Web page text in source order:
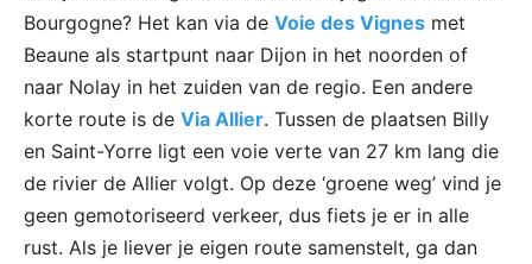
Bourgogne? Het kan via de Voie des Vignes met
Beaune als startpunt naar Dijon in het noorden of
naar Nolay in het zuiden van de regio. Een andere
korte route is de Via Allier. Tussen de plaatsen Billy
en Saint-Yorre ligt een voie verte van 27 km lang die
de rivier de Allier volgt. Op deze ‘groene weg’ vind je
geen gemotoriseerd verkeer, dus fiets je er in alle
rust. Als je liever je eigen route samenstelt, ga dan